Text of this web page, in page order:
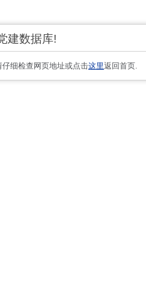
建数据库!
细检查网页地址或点击这里返回首页.